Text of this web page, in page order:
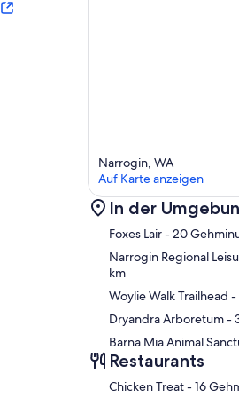
Narrogin, WA
Auf Karte anzeigen
In der
Foxes Lair- 20
Narrogin Regional
km
Woylie Walk Trailhead -
Dryandra Arboretum-
Barna Mia Animal
Restaurants
‪Chicken Treat